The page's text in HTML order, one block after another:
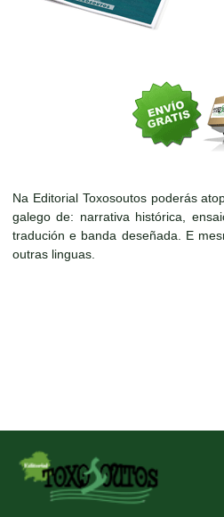
Na Editorial Toxosoutos poderás
galego de: narrativa histórica,
tradución e banda deseñada. E
outras linguas.